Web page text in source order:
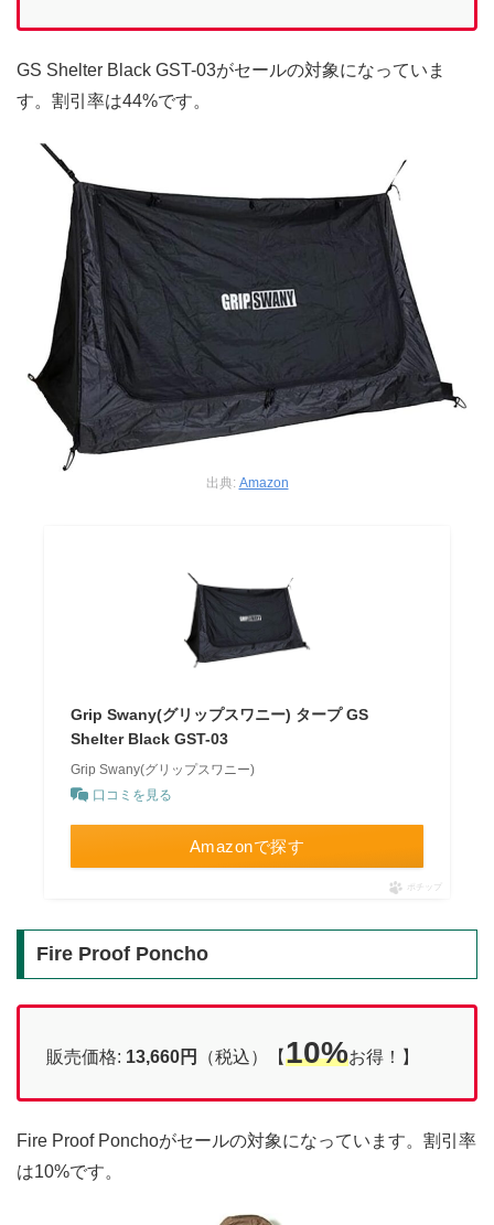
GS Shelter Black GST-03がセールの対象になっていま
す。割引率は44%です。
出典: Amazon
Grip Swany(グリップスワニー) タープ GS
Shelter Black GST-03
Grip Swany(グリップスワニー)
口コミを見る
Amazonで探す
ポチップ
Fire Proof Poncho
販売価格: 13,660円 （税込）【10%お得！】
Fire Proof Ponchoがセールの対象になっています。割引率
は10%です。